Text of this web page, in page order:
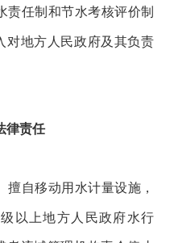
责任制和节水考核评价制
对地方人民政府及其负责
责任
擅自移动用水计量设施，
以上地方人民政府水行